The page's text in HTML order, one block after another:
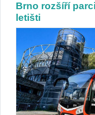
Brno rozšíří
letišti